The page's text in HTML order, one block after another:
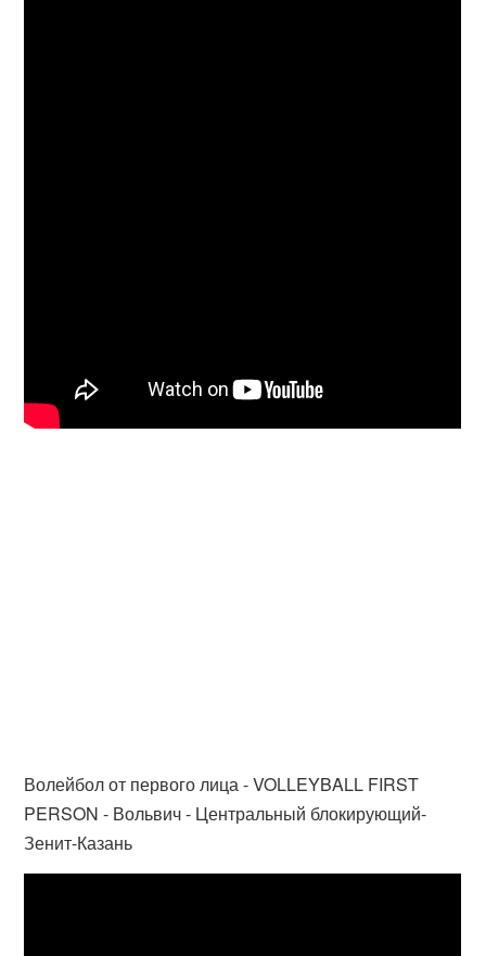
Волейбол от первого лица - VOLLEYBALL FIRST
PERSON - Вольвич - Центральный блокирующий-
Зенит-Казань